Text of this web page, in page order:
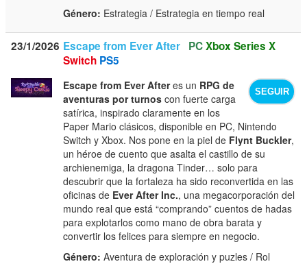
Género: Estrategia / Estrategia en tiempo real
23/1/2026 Escape from Ever After PCXbox Series X
Switch PS5
SEGUIR
Escape from Ever Afteres un RPG de
aventuras por turnos con fuerte carga
satírica, inspirado claramente en los
Paper Mario clásicos, disponible en PC, Nintendo
Switch y Xbox. Nos pone en la piel de Flynt Buckler,
un héroe de cuento que asalta el castillo de su
archienemiga, la dragona Tinder… solo para
descubrir que la fortaleza ha sido reconvertida en las
oficinas de Ever After Inc., una megacorporación del
mundo real que está “comprando” cuentos de hadas
para explotarlos como mano de obra barata y
convertir los felices para siempre en negocio.
Género: Aventura de exploración y puzles / Rol